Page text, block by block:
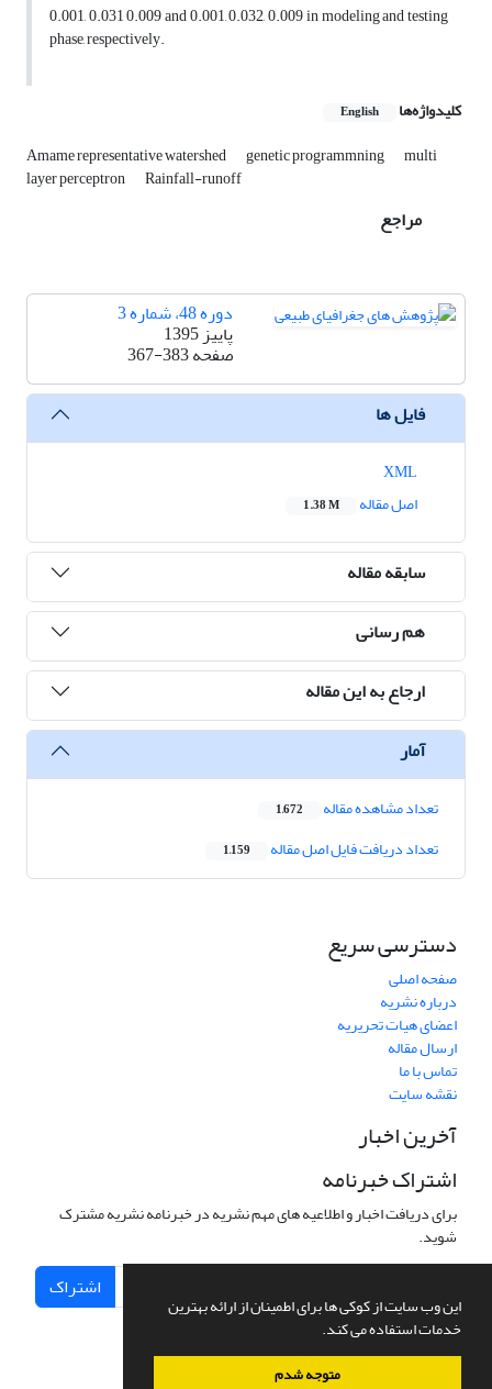
این وب سایت از کوکی ها برای اطمینان از ارائه بهترین
خدمات استفاده می کند.
متوجه شدم
0.001, 0.031 0.009 and 0.001, 0.032, 0.009 in modeling and testing
phase, respectively.
کلیدواژه‌ها English
Amame representative watershed genetic programmning multi
layer perceptron Rainfall-runoff
مراجع
دوره 48، شماره 3
پاییز 1395
صفحه367-383
فایل ها
اصل مقاله
1.38 M
سابقه مقاله
هم رسانی
ارجاع به این مقاله
آمار
تعداد مشاهده مقاله 1,672
تعداد دریافت فایل اصل مقاله 1,159
دسترسی سریع
صفحه اصلی
درباره نشریه
اعضای هیات تحریریه
ارسال مقاله
تماس با ما
نقشه سایت
آخرین اخبار
اشتراک خبرنامه
برای دریافت اخبار و اطلاعیه های مهم نشریه در خبرنامه نشریه مشترک
شوید.
اشتراک